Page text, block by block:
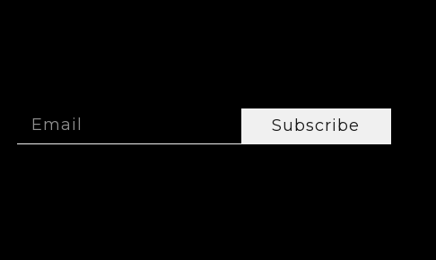
Subscribe